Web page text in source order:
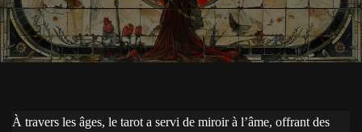
À travers les âges, le tarot a servi de miroir à l’âme, offrant des